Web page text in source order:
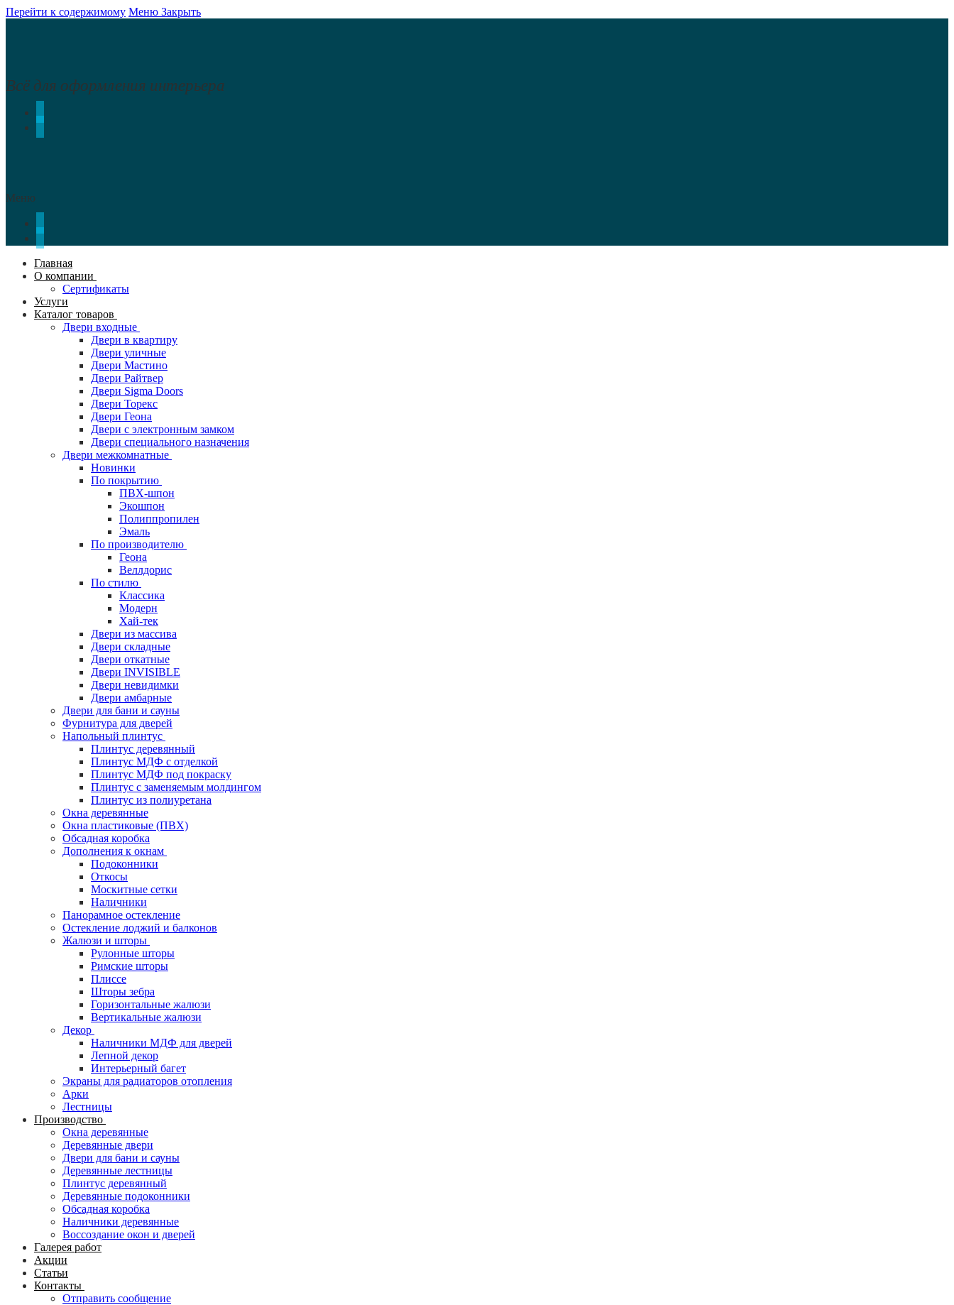
Перейти к содержимому Меню Закрыть
Всё для оформления интерьера
Меню
Главная
О компании
Сертификаты
Услуги
Каталог товаров
Двери входные
Двери в квартиру
Двери уличные
Двери Мастино
Двери Райтвер
Двери Sigma Doors
Двери Торекс
Двери Геона
Двери с электронным замком
Двери специального назначения
Двери межкомнатные
Новинки
По покрытию
ПВХ-шпон
Экошпон
Полиппропилен
Эмаль
По производителю
Геона
Веллдорис
По стилю
Классика
Модерн
Хай-тек
Двери из массива
Двери складные
Двери откатные
Двери INVISIBLE
Двери невидимки
Двери амбарные
Двери для бани и сауны
Фурнитура для дверей
Напольный плинтус
Плинтус деревянный
Плинтус МДФ с отделкой
Плинтус МДФ под покраску
Плинтус с заменяемым молдингом
Плинтус из полиуретана
Окна деревянные
Окна пластиковые (ПВХ)
Обсадная коробка
Дополнения к окнам
Подоконники
Откосы
Москитные сетки
Наличники
Панорамное остекление
Остекление лоджий и балконов
Жалюзи и шторы
Рулонные шторы
Римские шторы
Плиссе
Шторы зебра
Горизонтальные жалюзи
Вертикальные жалюзи
Декор
Наличники МДФ для дверей
Лепной декор
Интерьерный багет
Экраны для радиаторов отопления
Арки
Лестницы
Производство
Окна деревянные
Деревянные двери
Двери для бани и сауны
Деревянные лестницы
Плинтус деревянный
Деревянные подоконники
Обсадная коробка
Наличники деревянные
Воссоздание окон и дверей
Галерея работ
Акции
Статьи
Контакты
Отправить сообщение